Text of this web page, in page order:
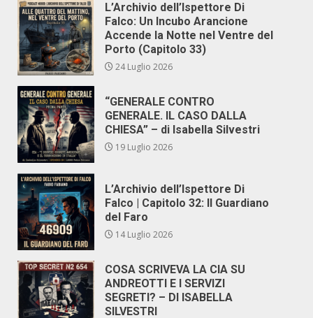
L’Archivio dell’Ispettore Di
Falco: Un Incubo Arancione
Accende la Notte nel Ventre del
Porto (Capitolo 33)
24 Luglio 2026
“GENERALE CONTRO
GENERALE. IL CASO DALLA
CHIESA” – di Isabella Silvestri
19 Luglio 2026
L’Archivio dell’Ispettore Di
Falco | Capitolo 32: Il Guardiano
del Faro
14 Luglio 2026
COSA SCRIVEVA LA CIA SU
ANDREOTTI E I SERVIZI
SEGRETI? – DI ISABELLA
SILVESTRI